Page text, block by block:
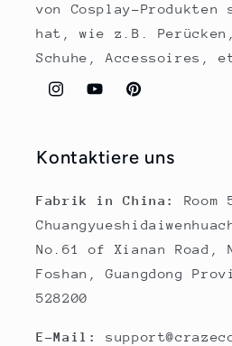
von Cosplay-
hat, wie z.B.
Schuhe, Accessoires,
InstagramYouTubePinterest
Kontaktiere uns
Fabrik in China:
No.61 of Xianan Road,
Foshan, Guangdong
528200
E-Mail: